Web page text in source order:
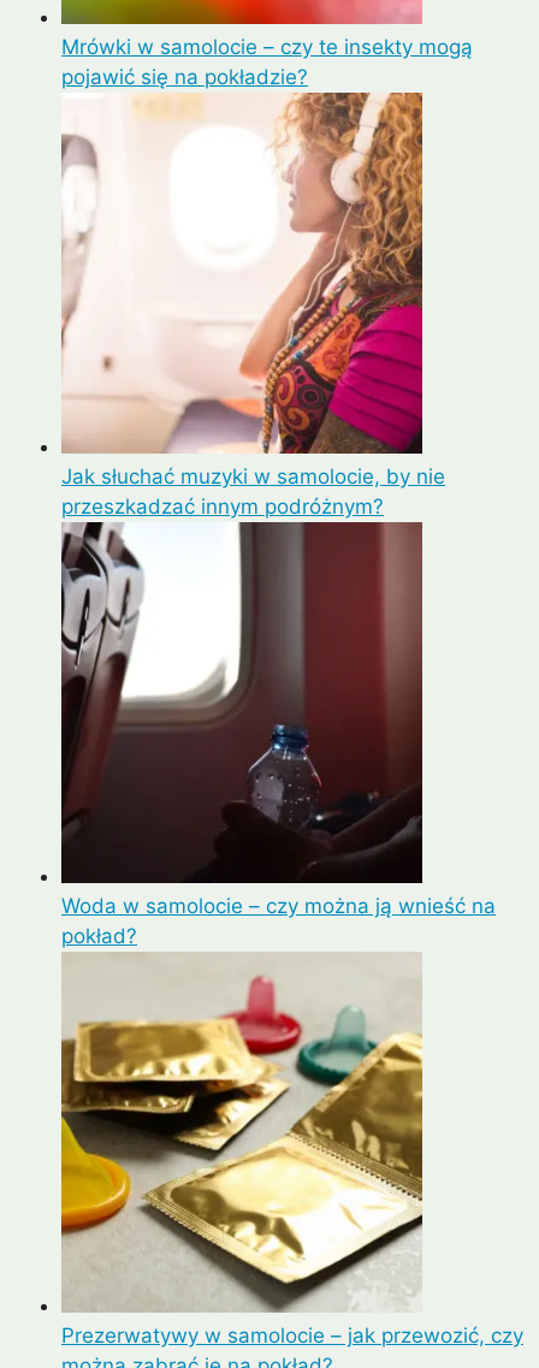
Mrówki w samolocie – czy te insekty mogą
pojawić się na pokładzie?
Jak słuchać muzyki w samolocie, by nie
przeszkadzać innym podróżnym?
Woda w samolocie – czy można ją wnieść na
pokład?
Prezerwatywy w samolocie – jak przewozić, czy